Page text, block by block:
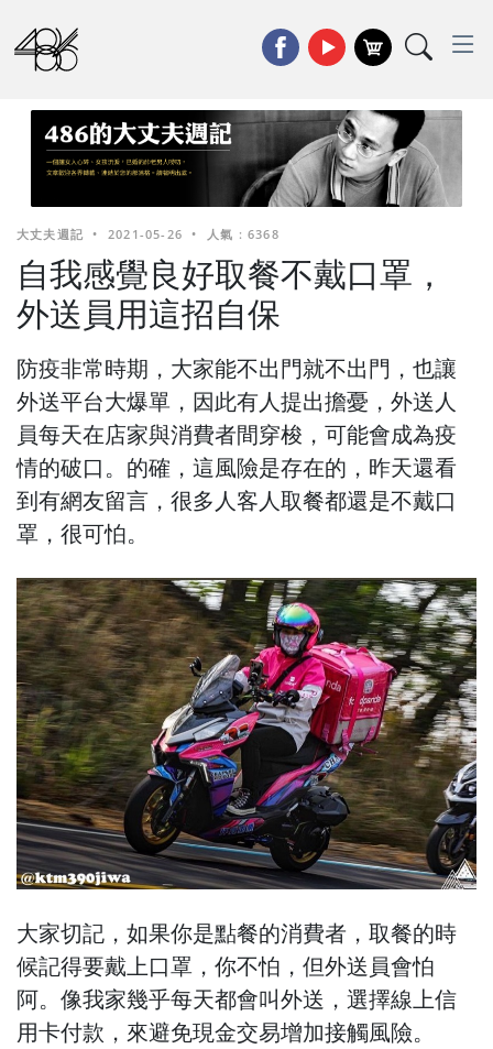
大丈夫週記 • 2021-05-26 • 人氣 : 6368
自我感覺良好取餐不戴口罩，
外送員用這招自保
防疫非常時期，大家能不出門就不出門，也讓
外送平台大爆單，因此有人提出擔憂，外送人
員每天在店家與消費者間穿梭，可能會成為疫
情的破口。的確，這風險是存在的，昨天還看
到有網友留言，很多人客人取餐都還是不戴口
罩，很可怕。
大家切記，如果你是點餐的消費者，取餐的時
候記得要戴上口罩，你不怕，但外送員會怕
阿。像我家幾乎每天都會叫外送，選擇線上信
用卡付款，來避免現金交易增加接觸風險。